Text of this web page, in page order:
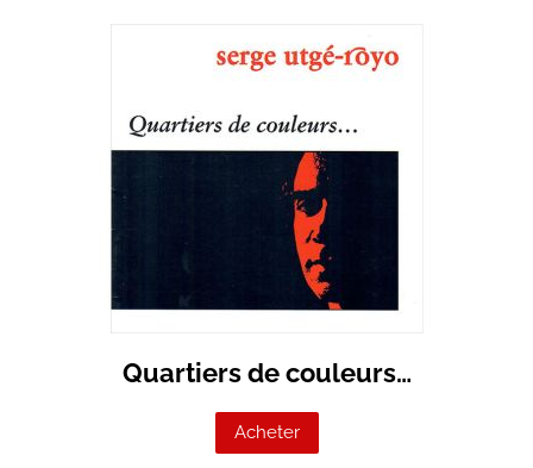
Quartiers de couleurs…
Acheter